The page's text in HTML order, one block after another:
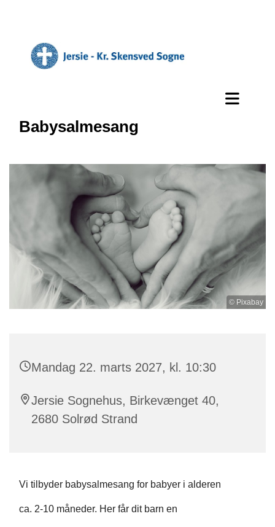
Babysalmesang
© Pixabay
Mandag 22. marts 2027, kl. 10:30
Jersie Sognehus, Birkevænget 40,
2680 Solrød Strand
Vi tilbyder babysalmesang for babyer i alderen
ca. 2-10 måneder. Her får dit barn en